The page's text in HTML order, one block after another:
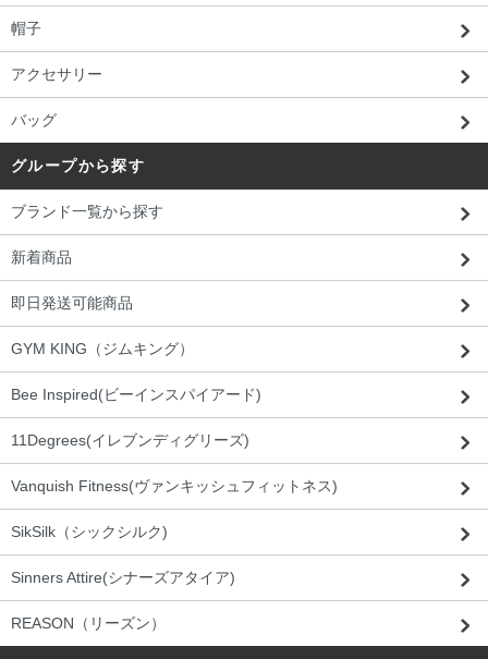
帽子
アクセサリー
バッグ
グループから探す
ブランド一覧から探す
新着商品
即日発送可能商品
GYM KING（ジムキング）
Bee Inspired(ビーインスパイアード)
11Degrees(イレブンディグリーズ)
Vanquish Fitness(ヴァンキッシュフィットネス)
SikSilk（シックシルク)
Sinners Attire(シナーズアタイア)
REASON（リーズン）